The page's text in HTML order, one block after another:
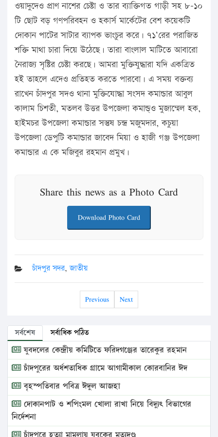
ওয়াদুদেও প্রাণ নাশের চেষ্টা ও তার ব্যাক্তিগত গাড়ী সহ ৮-১০
টি ছোট বড় গণপরিবহন ও হকার্স মার্কেটের বেশ কয়েকটি
দোকান পাটের সাটার ব্যাপক ভাংচুর করে। ৭১‘রের পরাজিত
শক্তি মাথা চারা দিয়ে উঠেছে। তারা বাংলাল মাটিতে আবারো
নৈরাজ্য সৃষ্টির চেষ্টা করছে। আমরা মুক্তিযুদ্ধারা যদি একত্রিত
হই তাহলে এদেও প্রতিহত করতে পারবো। এ সময় বক্তব্য
রাখেন চাঁদপুর সদও থানা মুক্তিযোদ্ধা সংসদ কমান্ডার আবুল
কালাম চিশতী, মতলব উত্তর উপজেলা কমান্ড্ও মুজাম্মেল হক,
হাইমচর উপজেলা কমান্ডার সন্তুষ চন্দ্র মজুমদার, কচুয়া
উপজেলা ডেপুটি কমান্ডার জাবেদ মিয়া ও হাজী গঞ্জ উপজেলা
কমান্ডার এ কে মজিবুর রহমান প্রমুখ।
Share this news as a Photo Card
Download Photo Card
চাঁদপুর সদর,জাতীয়
Previous Next
সর্বশেষ সর্বাধিক পঠিত
যুবদলের কেন্দ্রীয় কমিটিতে ফরিদগঞ্জের তারেকুর রহমান
চাঁদপুরের অর্ধশতাধিক গ্রামে আগামীকাল কোরবানির ঈদ
বৃহস্পতিবার পবিত্র ঈদুল আজহা
দোকানপাট ও শপিংমল খোলা রাখা নিয়ে বিদ্যুৎ বিভাগের
নির্দেশনা